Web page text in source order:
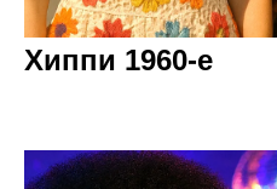
Хиппи 1960-е